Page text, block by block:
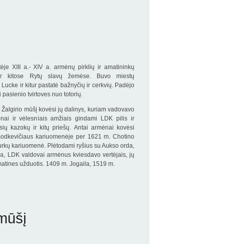
XIII a.- XIV a. armėnų pirklių ir amatininkų
kitose Rytų slavų žemėse. Buvo miestų
ir kitur pastatė bažnyčių ir cerkvių. Padėjo
tvirtoves nuo totorių.
mūšį kovėsi jų dalinys, kuriam vadovavo
ir vėlesniais amžiais gindami LDK pilis ir
kazokų ir kitų priešų. Antai armėnai kovėsi
kariuomenėje per 1621 m. Chotino
kariuomenė. Plėtodami ryšius su Aukso orda,
LDK valdovai armėnus kviesdavo vertėjais, jų
užduotis. 1409 m. Jogaila, 1519 m.